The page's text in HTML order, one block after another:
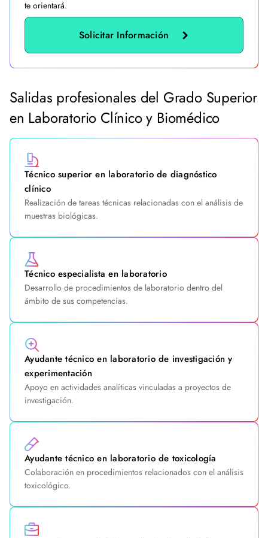
te orientará.
Solicitar Información
Salidas profesionales del Grado Superior
en Laboratorio Clínico y Biomédico
Técnico superior en laboratorio de diagnóstico
clínico
Realización de tareas técnicas relacionadas con el análisis de
muestras biológicas.
Técnico especialista en laboratorio
Desarrollo de procedimientos de laboratorio dentro del
ámbito de sus competencias.
Ayudante técnico en laboratorio de investigación y
experimentación
Apoyo en actividades analíticas vinculadas a proyectos de
investigación.
Ayudante técnico en laboratorio de toxicología
Colaboración en procedimientos relacionados con el análisis
toxicológico.